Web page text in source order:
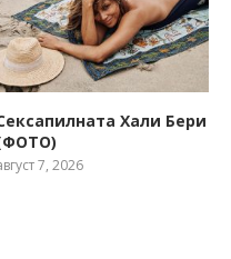
Хали Бери
7, 2026